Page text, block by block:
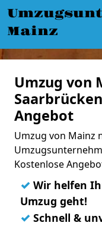
Mainz
Umzug von
Angebot
Umzug von Mainz
Kostenlose
✓ Wir helfen
Umzug geht!
✓ Schnell &